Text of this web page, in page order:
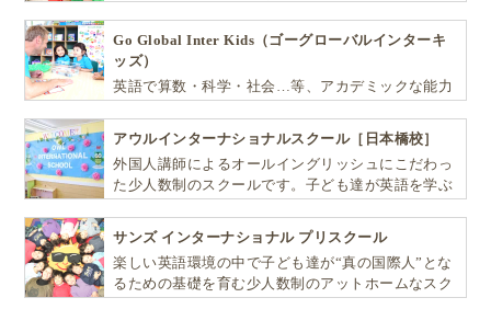
Go Global Inter Kids（ゴーグローバルインターキ
ッズ）
英語で算数・科学・社会…等、アカデミックな能力
を育む少人数制のプリスクールです。
アウルインターナショナルスクール［日本橋校］
外国人講師によるオールイングリッシュにこだわっ
た少人数制のスクールです。子ども達が英語を学ぶ
サンズ インターナショナル プリスクール
楽しい英語環境の中で子ども達が“真の国際人”とな
るための基礎を育む少人数制のアットホームなスク